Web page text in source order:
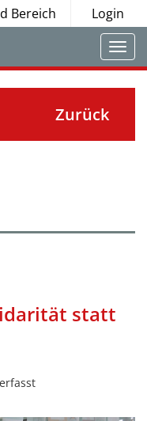
Bereich Login
Zurück
statt